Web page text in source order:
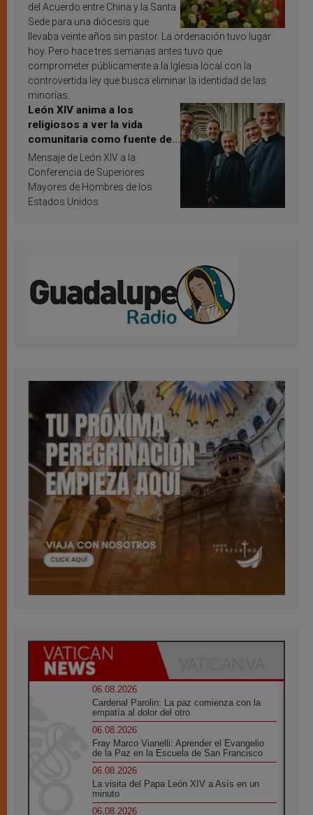
del Acuerdo entre China y la Santa
Sede para una diócesis que
llevaba veinte años sin pastor. La ordenación tuvo lugar
hoy. Pero hace tres semanas antes tuvo que
comprometer públicamente a la Iglesia local con la
controvertida ley que busca eliminar la identidad de las
minorías.
León XIV anima a los
religiosos a ver la vida
comunitaria como fuente de
inspiración y santificación
Mensaje de León XIV a la
Conferencia de Superiores
Mayores de Hombres de los
Estados Unidos
06.08.2026
Cardenal Parolin: La paz comienza con la
empatía al dolor del otro
06.08.2026
Fray Marco Vianelli: Aprender el Evangelio
de la Paz en la Escuela de San Francisco
06.08.2026
La visita del Papa León XIV a Asís en un
minuto
06.08.2026